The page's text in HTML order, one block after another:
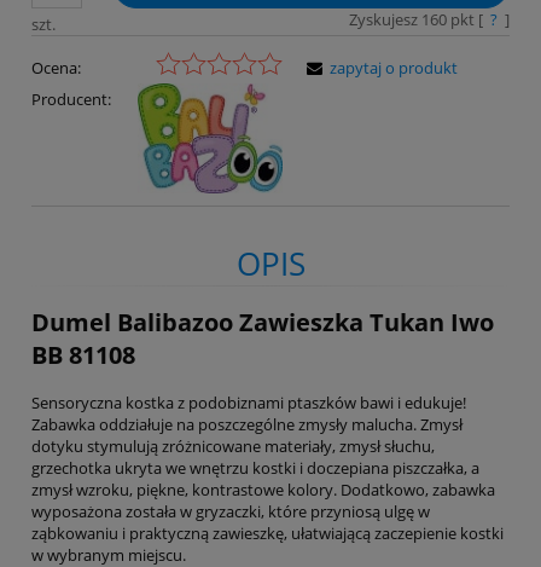
szt. Zyskujesz 160pkt [ ? ]
Ocena:
Producent:
zapytaj o produkt
OPIS
Dumel Balibazoo Zawieszka Tukan Iwo
BB 81108
Sensoryczna kostka z podobiznami ptaszków bawi i edukuje!
Zabawka oddziałuje na poszczególne zmysły malucha. Zmysł
dotyku stymulują zróżnicowane materiały, zmysł słuchu,
grzechotka ukryta we wnętrzu kostki i doczepiana piszczałka, a
zmysł wzroku, piękne, kontrastowe kolory. Dodatkowo, zabawka
wyposażona została w gryzaczki, które przyniosą ulgę w
ząbkowaniu i praktyczną zawieszkę, ułatwiającą zaczepienie kostki
w wybranym miejscu.